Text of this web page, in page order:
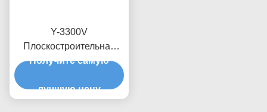
Y-3300V
Плоскостроительная
гладкостроительная
Плоскостроительная
Получите самую
лучшую цену